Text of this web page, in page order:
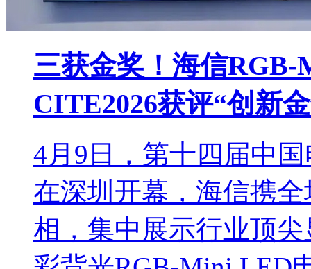
三获金奖！海信
CITE2026获评“创新
4月9日，第十四届中
在深圳开幕，海信携
相，集中展示行业顶